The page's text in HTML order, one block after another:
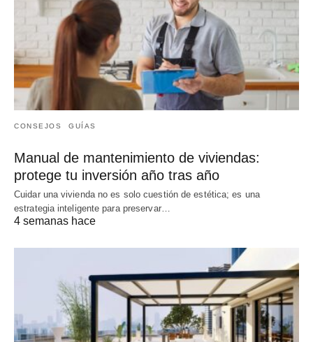
CONSEJOS GUÍAS
Manual de mantenimiento de viviendas:
protege tu inversión año tras año
Cuidar una vivienda no es solo cuestión de estética; es una
estrategia inteligente para preservar…
4 semanas hace